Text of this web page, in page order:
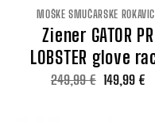
MOŠKE SMUČARSKE
Ziener GATOR PR
LOBSTER glove
249,99€ Izvirna
cena
149,99 €